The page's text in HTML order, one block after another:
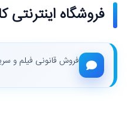
فروشگاه اینترنتی
فروش قانونی فیلم و